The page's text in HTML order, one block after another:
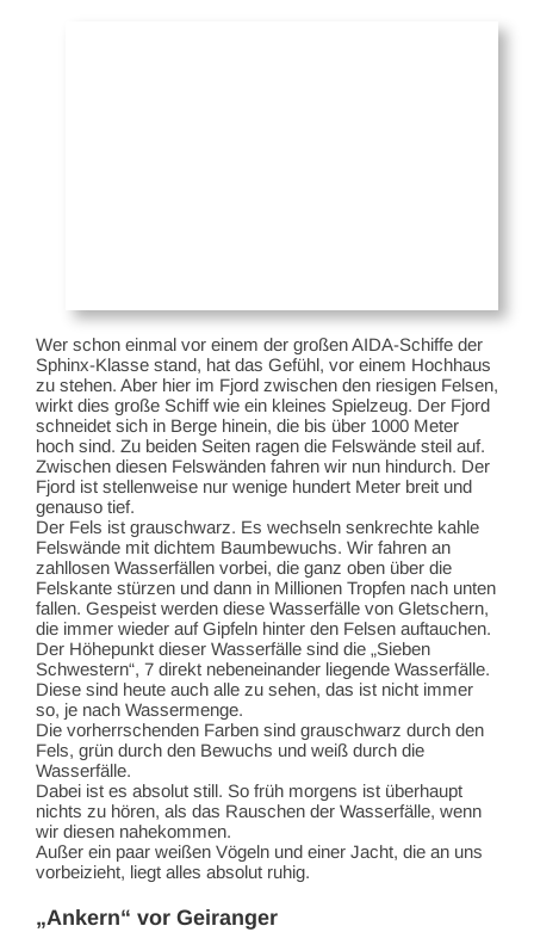
Wer schon einmal vor einem der großen AIDA-Schiffe der
Sphinx-Klasse stand, hat das Gefühl, vor einem Hochhaus
zu stehen. Aber hier im Fjord zwischen den riesigen Felsen,
wirkt dies große Schiff wie ein kleines Spielzeug. Der Fjord
schneidet sich in Berge hinein, die bis über 1000 Meter
hoch sind. Zu beiden Seiten ragen die Felswände steil auf.
Zwischen diesen Felswänden fahren wir nun hindurch. Der
Fjord ist stellenweise nur wenige hundert Meter breit und
genauso tief.
Der Fels ist grauschwarz. Es wechseln senkrechte kahle
Felswände mit dichtem Baumbewuchs. Wir fahren an
zahllosen Wasserfällen vorbei, die ganz oben über die
Felskante stürzen und dann in Millionen Tropfen nach unten
fallen. Gespeist werden diese Wasserfälle von Gletschern,
die immer wieder auf Gipfeln hinter den Felsen auftauchen.
Der Höhepunkt dieser Wasserfälle sind die „Sieben
Schwestern“, 7 direkt nebeneinander liegende Wasserfälle.
Diese sind heute auch alle zu sehen, das ist nicht immer
so, je nach Wassermenge.
Die vorherrschenden Farben sind grauschwarz durch den
Fels, grün durch den Bewuchs und weiß durch die
Wasserfälle.
Dabei ist es absolut still. So früh morgens ist überhaupt
nichts zu hören, als das Rauschen der Wasserfälle, wenn
wir diesen nahekommen.
Außer ein paar weißen Vögeln und einer Jacht, die an uns
vorbeizieht, liegt alles absolut ruhig.
„Ankern“ vor Geiranger